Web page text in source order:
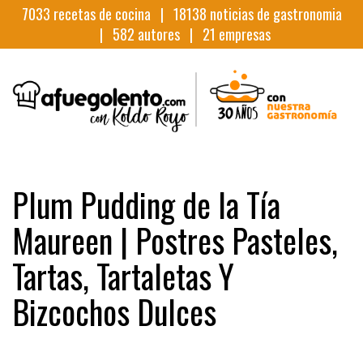
7033 recetas de cocina | 18138 noticias de gastronomia
| 582 autores | 21 empresas
Plum Pudding de la Tía
Maureen | Postres Pasteles,
Tartas, Tartaletas Y
Bizcochos Dulces